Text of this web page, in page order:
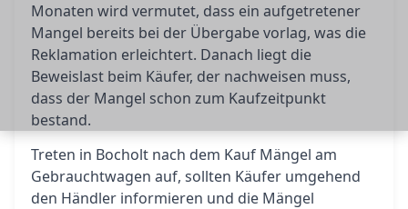
Monaten wird vermutet, dass ein aufgetretener
Mangel bereits bei der Übergabe vorlag, was die
Reklamation erleichtert. Danach liegt die
Beweislast beim Käufer, der nachweisen muss,
dass der Mangel schon zum Kaufzeitpunkt
bestand.
Treten in Bocholt nach dem Kauf Mängel am
Gebrauchtwagen auf, sollten Käufer umgehend
den Händler informieren und die Mängel